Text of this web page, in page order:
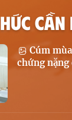
CẦN
Cúm
chứng nặng